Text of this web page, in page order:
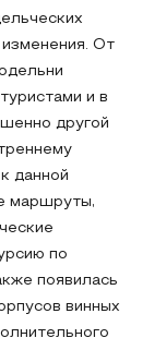
От
и в
другой
данной
маршруты,
по
появилась
винных